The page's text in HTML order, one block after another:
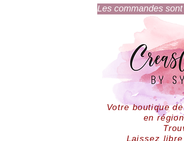
Les commandes
Votre boutique
en
Laissez